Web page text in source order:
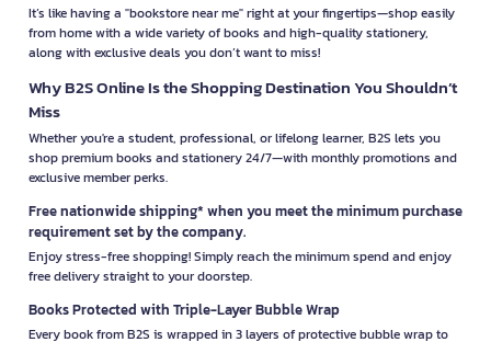
It’s like having a "bookstore near me" right at your fingertips—shop easily
from home with a wide variety of books and high-quality stationery,
along with exclusive deals you don’t want to miss!
Why B2S Online Is the Shopping Destination You Shouldn’t
Miss
Whether you're a student, professional, or lifelong learner, B2S lets you
shop premium books and stationery 24/7—with monthly promotions and
exclusive member perks.
Free nationwide shipping* when you meet the minimum purchase
requirement set by the company.
Enjoy stress-free shopping! Simply reach the minimum spend and enjoy
free delivery straight to your doorstep.
Books Protected with Triple-Layer Bubble Wrap
Every book from B2S is wrapped in 3 layers of protective bubble wrap to